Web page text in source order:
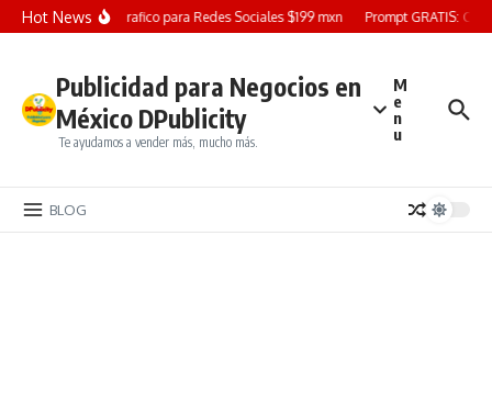
Saltar al contenido
Hot NewsDiseño Grafico para Redes Sociales $199 mxn Prompt GRATIS:
Publicidad para Negocios en
México DPublicity
Te ayudamos a vender más, mucho más.
M
e
n
u
BLOG